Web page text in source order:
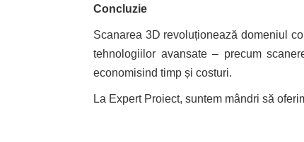
Concluzie
Scanarea 3D revoluționează domeniul
tehnologiilor avansate – precum
economisind timp și costuri.
La Expert Proiect, suntem mândri să